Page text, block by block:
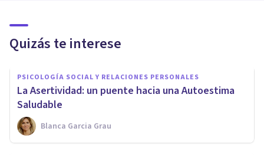
Quizás te interese
PSICOLOGÍA SOCIAL Y RELACIONES PERSONALES
La Asertividad: un puente hacia una Autoestima
Saludable
Blanca Garcia Grau